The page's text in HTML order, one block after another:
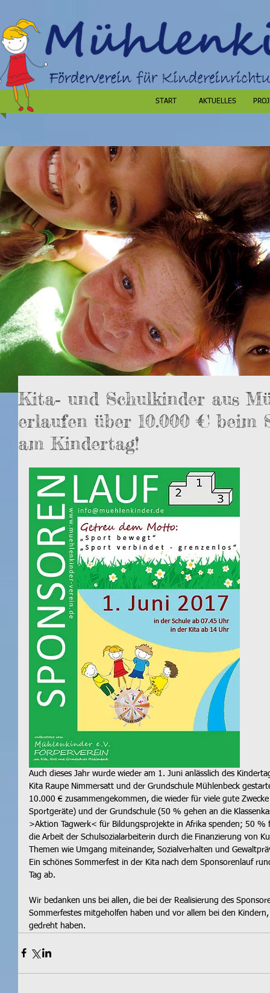
START AKTUELLES
Kita‐ und Schulkinder aus
erlaufen über 10.000 € beim
am Kindertag!
Auch dieses Jahr wurde wieder am 1. Juni anlässlich des
Kita Raupe Nimmersatt und der Grundschule Mühlenbeck
10.000 € zusammengekommen, die wieder für viele gute
Sportgeräte) und der Grundschule (50 % gehen an die
>Aktion Tagwerk< für Bildungsprojekte in Afrika spenden; 50
die Arbeit der Schulsozialarbeiterin durch die Finanzierung von
Themen wie Umgang miteinander, Sozialverhalten und
Ein schönes Sommerfest in der Kita nach dem Sponsorenlauf
Tag ab.
Wir bedanken uns bei allen, die bei der Realisierung des
Sommerfestes mitgeholfen haben und vor allem bei den
gedreht haben.